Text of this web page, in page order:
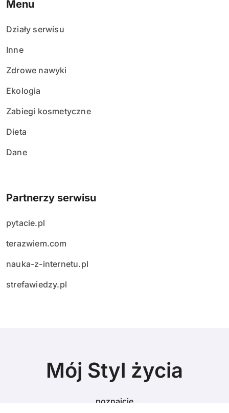
Menu
Działy serwisu
Inne
Zdrowe nawyki
Ekologia
Zabiegi kosmetyczne
Dieta
Dane
Partnerzy serwisu
pytacie.pl
terazwiem.com
nauka-z-internetu.pl
strefawiedzy.pl
Mój Styl życia
poznajcie